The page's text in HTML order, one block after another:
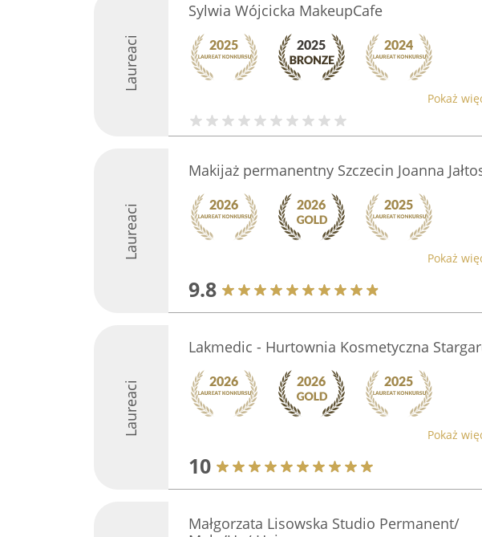
Laureaci
Sylwia Wójcicka MakeupCafe
Pokaż
Laureaci
Makijaż permanentny Szczecin Joanna
Pokaż
9.8
Laureaci
Lakmedic - Hurtownia Kosmetyczna
Pokaż
10
Małgorzata Lisowska Studio Permanent/